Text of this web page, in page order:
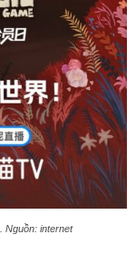
Nguồn: internet